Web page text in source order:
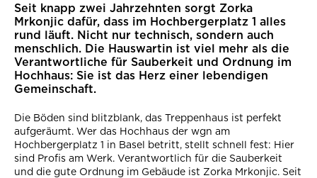
Seit knapp zwei Jahrzehnten sorgt Zorka
Mrkonjic dafür, dass im Hochbergerplatz 1 alles
rund läuft. Nicht nur technisch, sondern auch
menschlich. Die Hauswartin ist viel mehr als die
Verantwortliche für Sauberkeit und Ordnung im
Hochhaus: Sie ist das Herz einer lebendigen
Gemeinschaft.
Die Böden sind blitzblank, das Treppenhaus ist perfekt
aufgeräumt. Wer das Hochhaus der wgn am
Hochbergerplatz 1 in Basel betritt, stellt schnell fest: Hier
sind Profis am Werk. Verantwortlich für die Sauberkeit
und die gute Ordnung im Gebäude ist Zorka Mrkonjic. Seit